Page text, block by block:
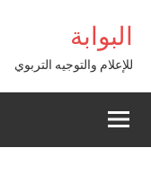
contenu
البوابة
للإعلام والتوجيه التربوي